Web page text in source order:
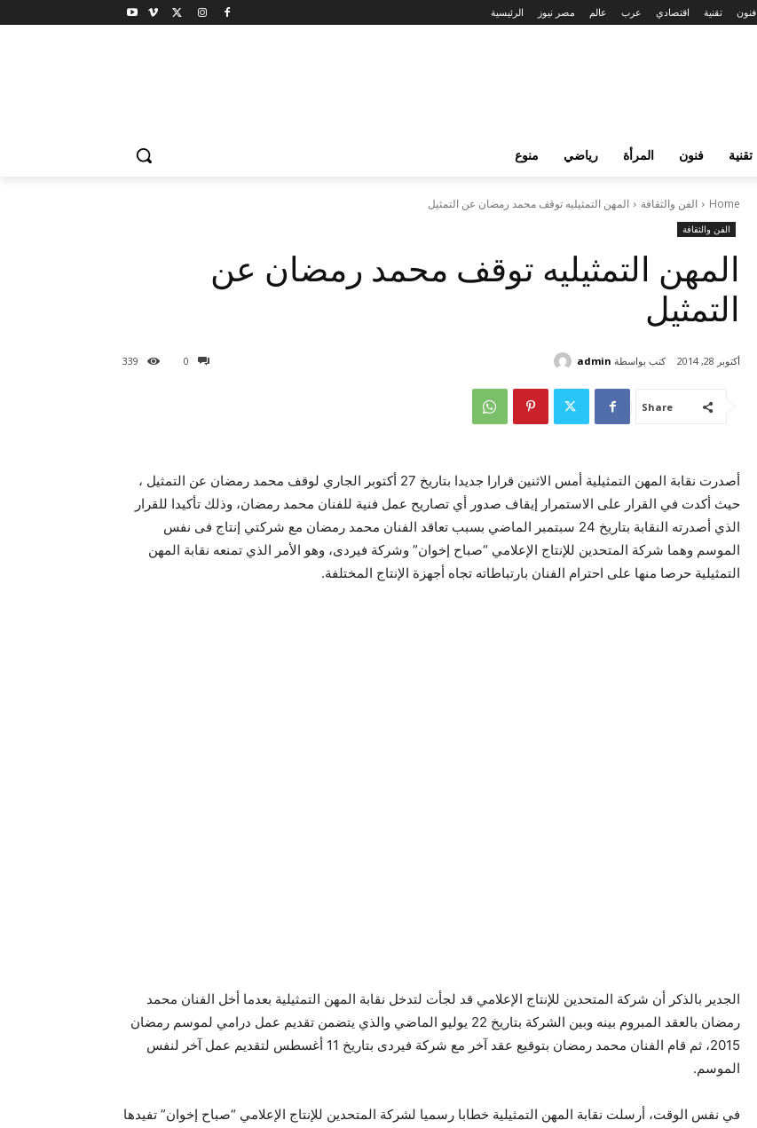
الرئيسية مصر نيوز عالم عرب اقتصادي تقنية فنون
تقنية فنون المرأة رياضي منوع
Home الفن والثقافة المهن التمثيليه توقف محمد رمضان عن التمثيل
الفن والثقافة
المهن التمثيليه توقف محمد رمضان عن
التمثيل
0
339 أكتوبر 28, 2014 كتب بواسطة admin
Share
أصدرت نقابة المهن التمثيلية أمس الاثنين قرارا جديدا بتاريخ 27 أكتوبر الجاري لوقف محمد رمضان عن التمثيل ،
حيث أكدت في القرار على الاستمرار إيقاف صدور أي تصاريح عمل فنية للفنان محمد رمضان، وذلك تأكيدا للقرار
الذي أصدرته النقابة بتاريخ 24 سبتمبر الماضي بسبب تعاقد الفنان محمد رمضان مع شركتي إنتاج فى نفس
الموسم وهما شركة المتحدين للإنتاج الإعلامي “صباح إخوان” وشركة فيردى، وهو الأمر الذي تمنعه نقابة المهن
التمثيلية حرصا منها على احترام الفنان بارتباطاته تجاه أجهزة الإنتاج المختلفة.
الجدير بالذكر أن شركة المتحدين للإنتاج الإعلامي قد لجأت لتدخل نقابة المهن التمثيلية بعدما أخل الفنان محمد
رمضان بالعقد المبروم بينه وبين الشركة بتاريخ 22 يوليو الماضي والذي يتضمن تقديم عمل درامي لموسم رمضان
2015، ثم قام الفنان محمد رمضان بتوقيع عقد آخر مع شركة فيردى بتاريخ 11 أغسطس لتقديم عمل آخر لنفس
الموسم.
في نفس الوقت، أرسلت نقابة المهن التمثيلية خطابا رسميا لشركة المتحدين للإنتاج الإعلامي “صباح إخوان” تفيدها